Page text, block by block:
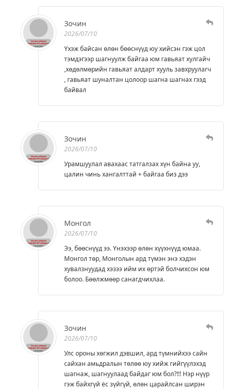
Зочин
2026/07/10
Үхэж байсан өлөн бөөснүүд юу хийсэн гэж цол
тэмдэгээр шагнуулж байгаа юм гавьяат хулгайч
,хөдөлмөрийн гавьяат алдарт хууль завхруулагч
, гавьяат шуналтан цолоор шагна шагнах гээд
байвал
Зочин
2026/07/10
Урамшуулал авахаас татгалзах хүн байна уу,
цалин чинь хангалттай + байгаа биз дээ
Монгол
2026/07/10
Ээ, бөөснүүд ээ. Үнэхээр өлөн хүүхнүүд юмаа.
Монгол төр, Монголын ард түмэн энэ хэдэн
хувалзнуудад хэзээ ийм их өртэй болчихсон юм
болоо. Бөөлжмөөр санагдчихлаа.
Зочин
2026/07/10
Улс ороны хөгжил дэвшил, ард түмнийхээ сайн
сайхан амьдралын төлөө юу хийж гийгүүлэхэд
шагнаж, шагнуулаад байдаг юм бол?!!! Нэр нүүр
гэж байхгүй ёс зүйгүй, өлөн царайлсан ширэн